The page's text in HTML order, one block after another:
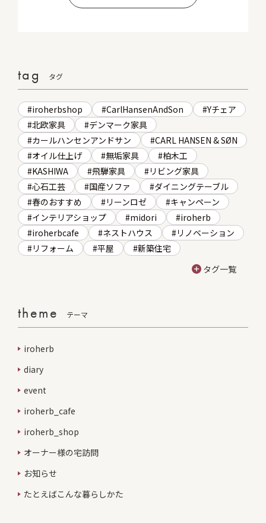
tag タグ
iroherbshop CarlHansenAndSon
Yチェア
北欧家具
デンマーク家具
カールハンセンアンドサン
CARL HANSEN & SØN
オイル仕上げ
無垢家具
柏木工
KASHIWA
飛騨家具
リビング家具
心石工芸
国産ソファ
ダイニングテーブル
春のおすすめ
リーンロゼ
キャンペーン
インテリアショップ
midori
iroherb
iroherbcafe
ネストハウス
リノベーション
リフォーム
平屋
新築住宅
タグ一覧
theme テーマ
iroherb
diary
event
iroherb_cafe
iroherb_shop
オーナー様の宅訪問
お知らせ
たとえばこんな暮らしかた